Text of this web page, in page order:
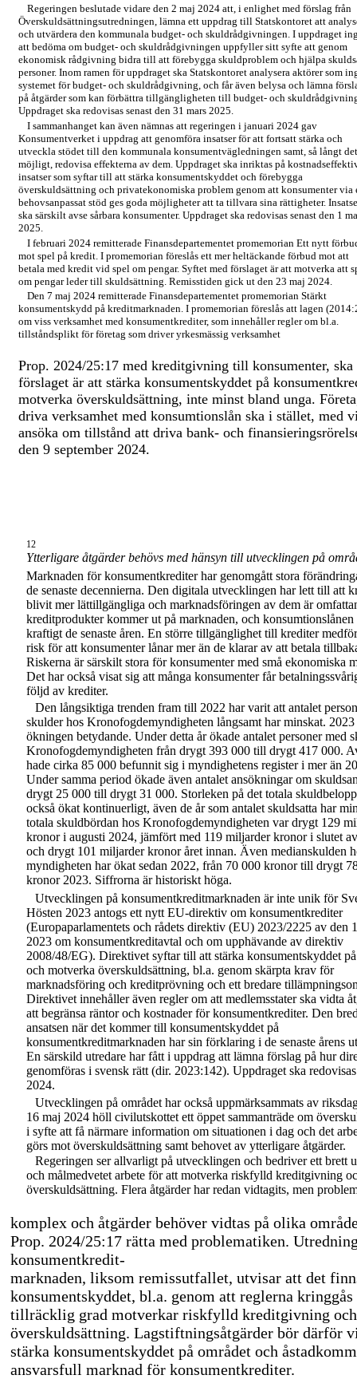
Regeringen beslutade vidare den 2 maj 2024 att, i enlighet med förslag från
Överskuldsättningsutredningen, lämna ett uppdrag till Statskontoret att
och utvärdera den kommunala budget- och skuldrådgivningen. I uppdraget
att bedöma om budget- och skuldrådgivningen uppfyller sitt syfte att genom
ekonomisk rådgivning bidra till att förebygga skuldproblem och hjälpa
personer. Inom ramen för uppdraget ska Statskontoret analysera aktörer som
systemet för budget- och skuldrådgivning, och får även belysa och lämna
på åtgärder som kan förbättra tillgängligheten till budget- och
Uppdraget ska redovisas senast den 31 mars 2025.
I sammanhanget kan även nämnas att regeringen i januari 2024 gav
Konsumentverket i uppdrag att genomföra insatser för att fortsatt stärka och
utveckla stödet till den kommunala konsumentvägledningen samt, så långt
möjligt, redovisa effekterna av dem. Uppdraget ska inriktas på
insatser som syftar till att stärka konsumentskyddet och förebygga
överskuldsättning och privatekonomiska problem genom att konsumenter via
behovsanpassat stöd ges goda möjligheter att ta tillvara sina rättigheter.
ska särskilt avse sårbara konsumenter. Uppdraget ska redovisas senast den 1
2025.
I februari 2024 remitterade Finansdepartementet promemorian Ett nytt
mot spel på kredit. I promemorian föreslås ett mer heltäckande förbud mot att
betala med kredit vid spel om pengar. Syftet med förslaget är att motverka att
om pengar leder till skuldsättning. Remisstiden gick ut den 23 maj 2024.
Den 7 maj 2024 remitterade Finansdepartementet promemorian Stärkt
konsumentskydd på kreditmarknaden. I promemorian föreslås att lagen
om viss verksamhet med konsumentkrediter, som innehåller regler om bl.a.
tillståndsplikt för företag som driver yrkesmässig verksamhet
Prop. 2024/25:17 med kreditgivning till konsumenter, ska
förslaget är att stärka konsumentskyddet på
motverka överskuldsättning, inte minst bland unga.
driva verksamhet med konsumtionslån ska i stället, med
ansöka om tillstånd att driva bank- och
den 9 september 2024.
12
Ytterligare åtgärder behövs med hänsyn till utvecklingen på
Marknaden för konsumentkrediter har genomgått stora
de senaste decennierna. Den digitala utvecklingen har lett till att
blivit mer lättillgängliga och marknadsföringen av dem är
kreditprodukter kommer ut på marknaden, och konsumtionslånen
kraftigt de senaste åren. En större tillgänglighet till krediter
risk för att konsumenter lånar mer än de klarar av att betala
Riskerna är särskilt stora för konsumenter med små ekonomiska
Det har också visat sig att många konsumenter får
följd av krediter.
Den långsiktiga trenden fram till 2022 har varit att antalet
skulder hos Kronofogdemyndigheten långsamt har minskat.
ökningen betydande. Under detta år ökade antalet personer med
Kronofogdemyndigheten från drygt 393 000 till drygt 417 000.
hade cirka 85 000 befunnit sig i myndighetens register i mer än
Under samma period ökade även antalet ansökningar om
drygt 25 000 till drygt 31 000. Storleken på det totala
också ökat kontinuerligt, även de år som antalet skuldsatta har
totala skuldbördan hos Kronofogdemyndigheten var drygt 129
kronor i augusti 2024, jämfört med 119 miljarder kronor i slutet
och drygt 101 miljarder kronor året innan. Även medianskulden
myndigheten har ökat sedan 2022, från 70 000 kronor till drygt
kronor 2023. Siffrorna är historiskt höga.
Utvecklingen på konsumentkreditmarknaden är inte unik för
Hösten 2023 antogs ett nytt EU-direktiv om konsumentkrediter
(Europaparlamentets och rådets direktiv (EU) 2023/2225 av den
2023 om konsumentkreditavtal och om upphävande av direktiv
2008/48/EG). Direktivet syftar till att stärka konsumentskyddet
och motverka överskuldsättning, bl.a. genom skärpta krav för
marknadsföring och kreditprövning och ett bredare
Direktivet innehåller även regler om att medlemsstater ska vidta
att begränsa räntor och kostnader för konsumentkrediter. Den
ansatsen när det kommer till konsumentskyddet på
konsumentkreditmarknaden har sin förklaring i de senaste årens
En särskild utredare har fått i uppdrag att lämna förslag på hur
genomföras i svensk rätt (dir. 2023:142). Uppdraget ska
2024.
Utvecklingen på området har också uppmärksammats av
16 maj 2024 höll civilutskottet ett öppet sammanträde om
i syfte att få närmare information om situationen i dag och det
görs mot överskuldsättning samt behovet av ytterligare åtgärder.
Regeringen ser allvarligt på utvecklingen och bedriver ett brett
och målmedvetet arbete för att motverka riskfylld kreditgivning
överskuldsättning. Flera åtgärder har redan vidtagits, men
komplex och åtgärder behöver vidtas på olika
Prop. 2024/25:17 rätta med problematiken.
konsumentkredit-
marknaden, liksom remissutfallet, utvisar att det
konsumentskyddet, bl.a. genom att reglerna
tillräcklig grad motverkar riskfylld kreditgivning och
överskuldsättning. Lagstiftningsåtgärder bör därför
stärka konsumentskyddet på området och
ansvarsfull marknad för konsumentkrediter.